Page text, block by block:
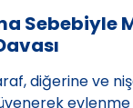
Sebebiyle
diğerine ve
evlenme